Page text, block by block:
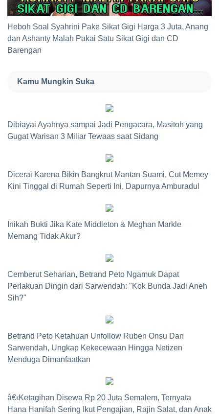
Heboh Soal Syahrini Pake Sikat Gigi Harga 3 Juta, Anang
dan Ashanty Malah Pakai Satu Sikat Gigi dan CD
Barengan
Kamu Mungkin Suka
Dibiayai Ayahnya sampai Jadi Pengacara, Masitoh yang
Gugat Warisan 3 Miliar Tewaas saat Sidang
Dicerai Karena Bikin Bangkrut Mantan Suami, Cut Memey
Kini Tinggal di Rumah Seperti Ini, Dapurnya Amburadul
Inikah Bukti Jika Kate Middleton & Meghan Markle
Memang Tidak Akur?
Cemberut Seharian, Betrand Peto Ngamuk Dapat
Perlakuan Dingin dari Sarwendah: "Kok Bunda Jadi Aneh
Sih?"
Betrand Peto Ketahuan Unfollow Ruben Onsu Dan
Sarwendah, Ungkap Kekecewaan Hingga Netizen
Menduga Dimanfaatkan
â€‹Ketagihan Disewa Rp 20 Juta Semalem, Ternyata
Hana Hanifah Sering Ikut Pengajian, Rajin Salat, dan Anak